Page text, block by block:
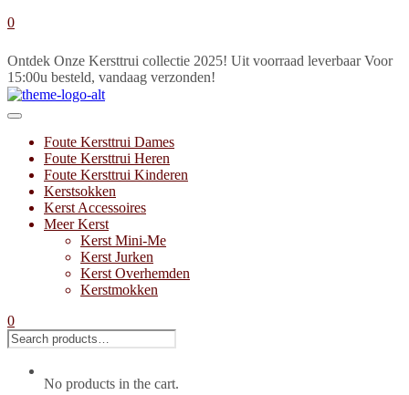
0
Ontdek Onze Kersttrui collectie 2025! Uit voorraad leverbaar Voor
15:00u besteld, vandaag verzonden!
Foute Kersttrui Dames
Foute Kersttrui Heren
Foute Kersttrui Kinderen
Kerstsokken
Kerst Accessoires
Meer Kerst
Kerst Mini-Me
Kerst Jurken
Kerst Overhemden
Kerstmokken
0
No products in the cart.